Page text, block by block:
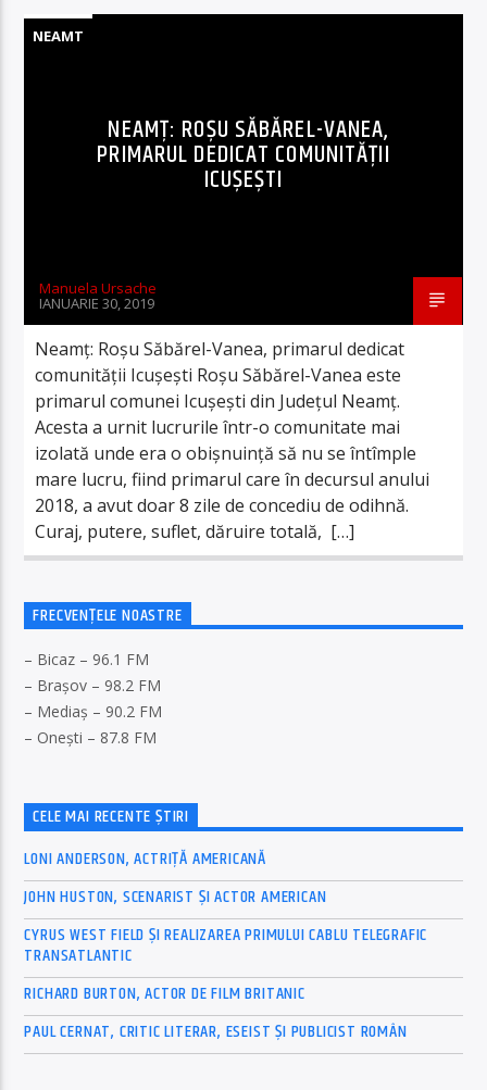
NEAMT
NEAMŢ: ROŞU SĂBĂREL-VANEA,
PRIMARUL DEDICAT COMUNITĂŢII
ICUŞEŞTI
Manuela Ursache
IANUARIE 30, 2019
Neamţ: Roşu Săbărel-Vanea, primarul dedicat
comunităţii Icuşeşti Roşu Săbărel-Vanea este
primarul comunei Icuşeşti din Judeţul Neamţ.
Acesta a urnit lucrurile într-o comunitate mai
izolată unde era o obişnuinţă să nu se întîmple
mare lucru, fiind primarul care în decursul anului
2018, a avut doar 8 zile de concediu de odihnă.
Curaj, putere, suflet, dăruire totală, […]
FRECVENȚELE NOASTRE
– Bicaz – 96.1 FM
– Brașov – 98.2 FM
– Mediaș – 90.2 FM
– Onești – 87.8 FM
CELE MAI RECENTE ȘTIRI
LONI ANDERSON, ACTRIȚĂ AMERICANĂ
JOHN HUSTON, SCENARIST ȘI ACTOR AMERICAN
CYRUS WEST FIELD ȘI REALIZAREA PRIMULUI CABLU TELEGRAFIC
TRANSATLANTIC
RICHARD BURTON, ACTOR DE FILM BRITANIC
PAUL CERNAT, CRITIC LITERAR, ESEIST ȘI PUBLICIST ROMÂN